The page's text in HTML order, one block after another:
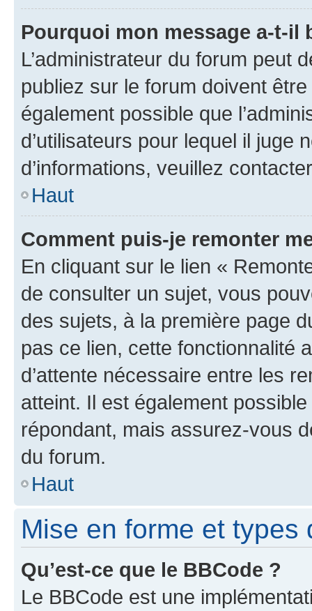
Pourquoi mon message a-t-il
L’administrateur du forum peut
publiez sur le forum doivent
également possible que
d’utilisateurs pour lequel il juge
d’informations, veuillez
Haut
Comment puis-je remonter
En cliquant sur le lien «
de consulter un sujet, vous
des sujets, à la première page
pas ce lien, cette fonctionnalité
d’attente nécessaire entre les
atteint. Il est également
répondant, mais assurez-vous
du forum.
Haut
Mise en forme et types
Qu’est-ce que le BBCode ?
Le BBCode est une